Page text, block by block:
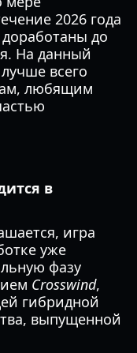
2026 года
до
На данный
всего
любящим
в
игра
уже
фазу
Crosswind,
гибридной
выпущенной